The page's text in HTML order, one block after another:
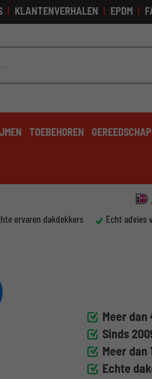
KLANTENVERHALEN EPDM
TOEBEHOREN GEREEDSCHAP
ervaren dakdekkers
Echt advies
Meer
Sinds
Meer dan
Echte